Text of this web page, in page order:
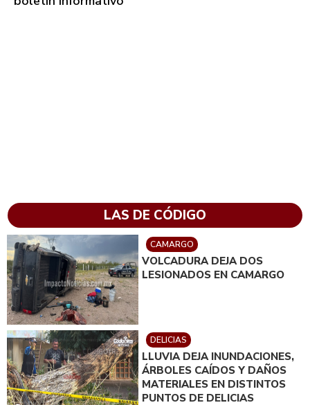
LAS DE CÓDIGO
CAMARGO
VOLCADURA DEJA DOS
LESIONADOS EN CAMARGO
DELICIAS
LLUVIA DEJA INUNDACIONES,
ÁRBOLES CAÍDOS Y DAÑOS
MATERIALES EN DISTINTOS
PUNTOS DE DELICIAS